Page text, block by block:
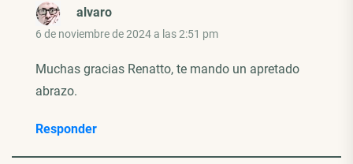
alvaro
6 de noviembre de 2024 a las 2:51 pm
Muchas gracias Renatto, te mando un apretado
abrazo.
Responder